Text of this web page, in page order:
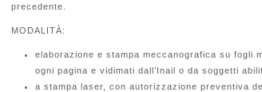
precedente.
MODALITÀ:
elaborazione e stampa meccanografica su fogli
ogni pagina e vidimati dall’Inail o da soggetti
a stampa laser, con autorizzazione preventiva